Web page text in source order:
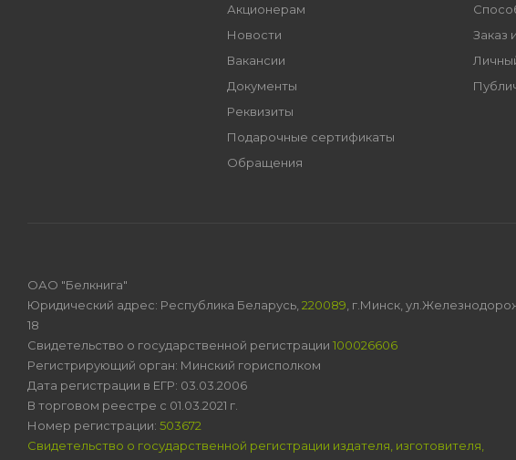
Акционерам
Новости
Вакансии
Документы
Реквизиты
Подарочные сертификаты
Обращения
Заказ
ОАО "Белкнига"
Юридический адрес: Республика Беларусь, 220089 , г.Минск,
18
Свидетельство о государственной регистрации 100026606
Регистрирующий орган: Минский горисполком
Дата регистрации в ЕГР: 03.03.2006
В торговом реестре с 01.03.2021 г.
Номер регистрации: 503672
Свидетельство о государственной регистрации издателя, изготовителя,